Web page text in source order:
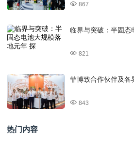
867
临界与突破：半固态
821
菲博致合作伙伴及各
843
热门内容